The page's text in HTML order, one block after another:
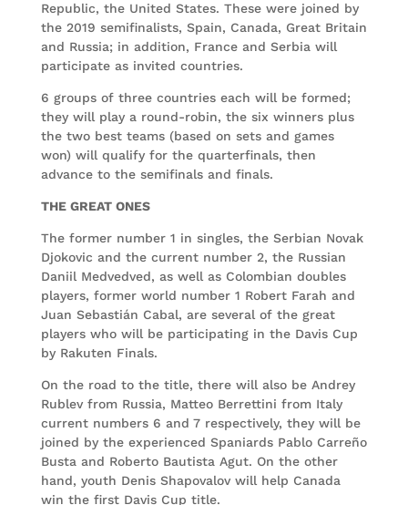
Republic, the United States. These were joined by
the 2019 semifinalists, Spain, Canada, Great Britain
and Russia; in addition, France and Serbia will
participate as invited countries.
6 groups of three countries each will be formed;
they will play a round-robin, the six winners plus
the two best teams (based on sets and games
won) will qualify for the quarterfinals, then
advance to the semifinals and finals.
THE GREAT ONES
The former number 1 in singles, the Serbian Novak
Djokovic and the current number 2, the Russian
Daniil Medvedved, as well as Colombian doubles
players, former world number 1 Robert Farah and
Juan Sebastián Cabal, are several of the great
players who will be participating in the Davis Cup
by Rakuten Finals.
On the road to the title, there will also be Andrey
Rublev from Russia, Matteo Berrettini from Italy
current numbers 6 and 7 respectively, they will be
joined by the experienced Spaniards Pablo Carreño
Busta and Roberto Bautista Agut. On the other
hand, youth Denis Shapovalov will help Canada
win the first Davis Cup title.